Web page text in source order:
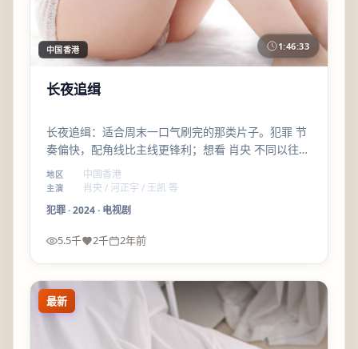
中国香港 1:46:33
长夜追缉
长夜追缉：适合周末一口气刷完的那类片子。犯罪 节
奏偏快，配角线比主线更锋利；想看 肖央 不同以往气
质的观众，可以优先加入片单。
地区 中国香港
主演
肖央 / 河正宇 / 王凯 等
犯罪·2024· 电视剧
5.5千 2千 2年前
最新